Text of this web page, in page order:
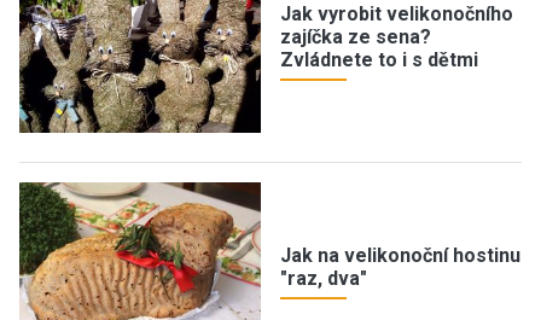
Jak vyrobit velikonočního
zajíčka ze sena?
Zvládnete to i s dětmi
Jak na velikonoční hostinu
"raz, dva"